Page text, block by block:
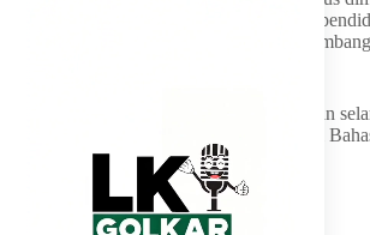
dini melalui lingkungan keluarga maupun
agar bahasa daerah tidak luntur oleh
“Atas nama pemerintah, kami mengucapkan
seluruh penerima Penghargaan Revitalisasi
Tahun 2026,” ujarnya.